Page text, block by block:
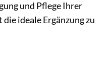
und Pflege Ihrer
ideale Ergänzung zu